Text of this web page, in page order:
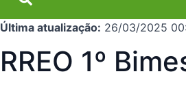
Última atualização: 26/03/2025
RREO 1º